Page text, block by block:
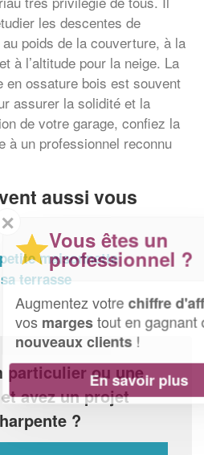
les descentes de
poids de la couverture, à la
à l’altitude pour la neige. La
en ossature bois est souvent
assurer la solidité et la
de votre garage, confiez la
à un professionnel reconnu
aussi vous
maisonnette
terrasse
particulier ou une
avez un projet
?
êtes un
?
votrechiffre d'affaireset
tout en gagnant de
clients!
En savoir plus